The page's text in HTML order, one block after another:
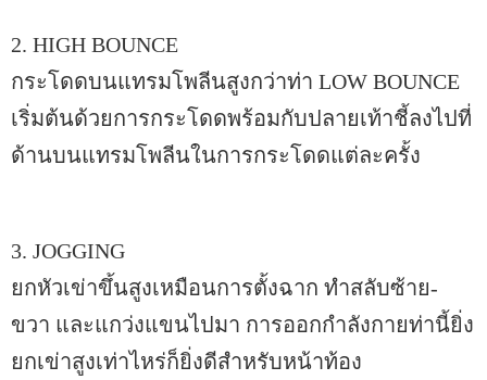
2. HIGH BOUNCE
กระโดดบนแทรมโพลีนสูงกว่าท่า LOW BOUNCE
เริ่มต้นด้วยการกระโดดพร้อมกับปลายเท้าชี้ลงไปที่
ด้านบนแทรมโพลีนในการกระโดดแต่ละครั้ง
3. JOGGING
ยกหัวเข่าขึ้นสูงเหมือนการตั้งฉาก ทำสลับซ้าย-
ขวา และแกว่งแขนไปมา การออกกำลังกายท่านี้ยิ่ง
ยกเข่าสูงเท่าไหร่ก็ยิ่งดีสำหรับหน้าท้อง